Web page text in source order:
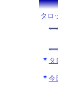
タロ
タ
今